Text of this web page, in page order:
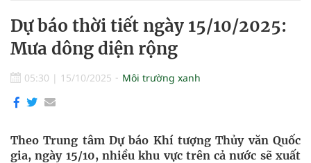
Dự báo thời tiết ngày 15/10/2025:
Mưa dông diện rộng
05:30 | 15/10/2025 Môi trường xanh
Theo Trung tâm Dự báo Khí tượng Thủy văn Quốc
gia, ngày 15/10, nhiều khu vực trên cả nước sẽ xuất